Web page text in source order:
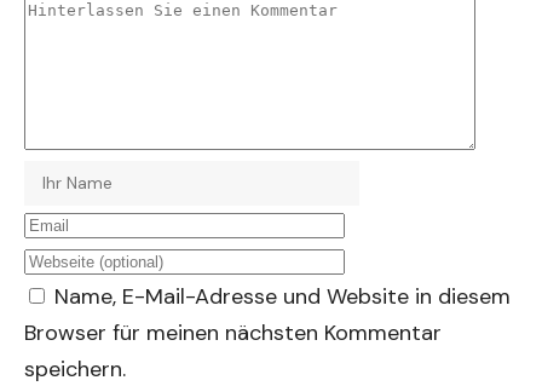
Name, E-Mail-Adresse und Website in diesem
Browser für meinen nächsten Kommentar
speichern.